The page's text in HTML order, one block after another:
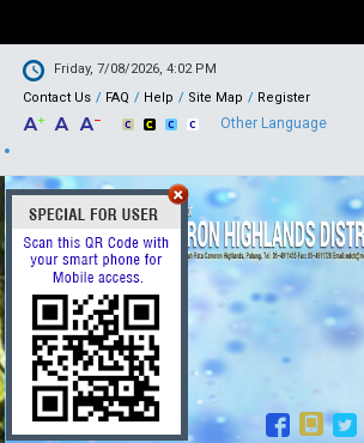
Friday, 7/08/2026, 4:02 PM
Contact Us
FAQ Help Site Map Register
Other Language